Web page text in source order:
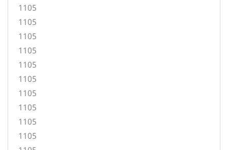
1105
1105
1105
1105
1105
1105
1105
1105
1105
1105